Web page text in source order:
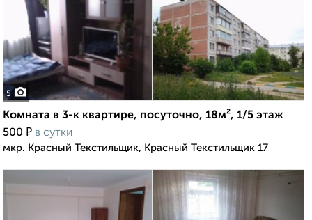
5
Комната в 3-к квартире, посуточно, 18м², 1/5 этаж
500 ₽ в сутки
мкр. Красный Текстильщик, Красный Текстильщик 17